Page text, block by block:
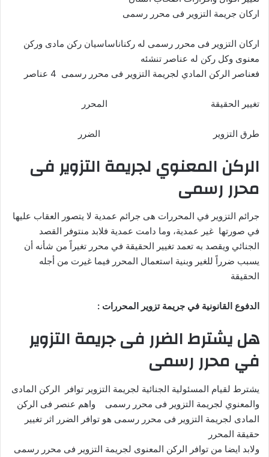
اركان جريمة التزوير فى محرر رسمى
اركان التزوير فى محرر رسمى له ركناناساسيان ركن مادى وركن
معنوى وكل ركن له عناصر تنشئه
فعناصر الركن المادي لجريمة التزوير فى محرر رسمى 4 عناصر
تغيير الحقيقة المحرر
طرق التزوير الضرر
الركن المعنوي لجريمة التزوير فى
محرر رسمى
جرائم التزوير في المحررات هى جرائم عمدية لا يتصور العقاب عليها
في صورتها غير عمدية، وما دامت عمدية فلابد منتوفر القصد
الجنائي ويقصد به تعمد تغيير الحقيقة في محرر تغيراً من شأنه أن
يسبب ضرراً للغير وبنية استعمال المحرر فيما غيرت من أجله
الحقيقة
الدفوع القانونية في جريمة تزوير المحررات :
هل يشترط الضرر فى جريمة التزوير
في محرر رسمى
يشترط لقيام المسئولية الجنائية لجريمة التزوير توافر الركن المادى
والمعنوي لجريمة التزوير فى محرر رسمى واهم عنصر فى الركن
المادى لجريمة التزوير فى محرر رسمى هو توافر الضرر اثر تغيير
حقيقة المحرر
ولابد ايضا من توافر الركن المعنوى لجريمة التزوير فى محرر رسمى